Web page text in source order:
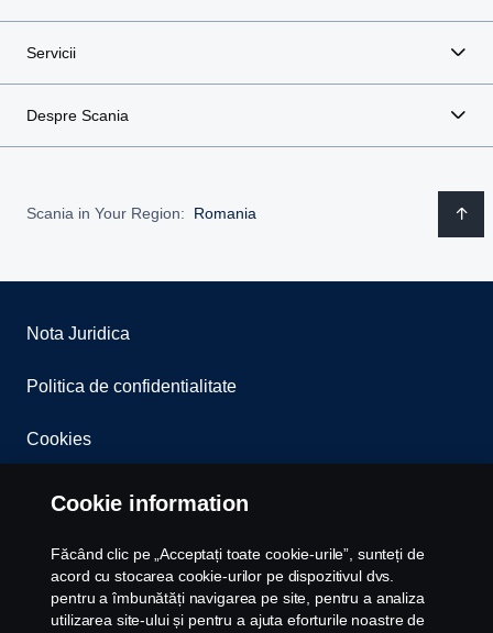
Servicii
Despre Scania
Scania in Your Region: Romania
Nota Juridica
Politica de confidentialitate
Cookies
Whistleblowing
Contact
Newsletter
Cookie information
Făcând clic pe „Acceptați toate cookie-urile”, sunteți de
acord cu stocarea cookie-urilor pe dispozitivul dvs.
pentru a îmbunătăți navigarea pe site, pentru a analiza
utilizarea site-ului și pentru a ajuta eforturile noastre de